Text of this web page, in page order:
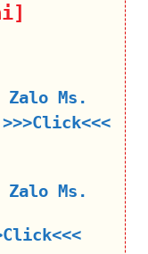
Zalo Ms.
>>>Click<<<
Zalo Ms.